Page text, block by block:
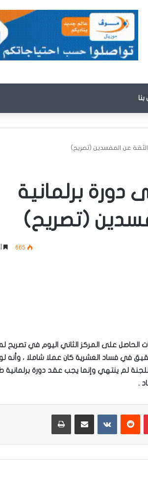
بنا
الثقة عن المفسدين (تصريح)
دورة برلمانية
(تصريح)
665
الحاصل على المركز الثاني اليوم في تصريح له
في فساد العشرية كان عملا شاملا ، وأنه
لم ينتهي وإنما يجب عقد دورة برلمانية
.
بينتيريست مشاركة عبر البريد طباعة